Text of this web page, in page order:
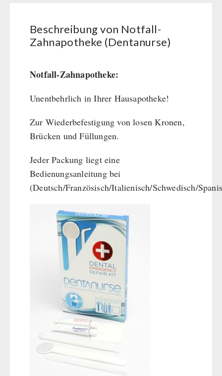
Gamma-Scout Geigerzähler
Armee-Material / Sicherheit
PETROMAX-SHOP
Feuerhand
HK500 & Zubehör
Reinigung & Pflege von Gusseisen
Bücher / Geschenkgutscheine
BEHÖRDEN / GRUPPENVERSORGUNG
Notrationen
Trinkwasser
Frühstück
Hauptmahlzeiten
Ergänzungs-Pakete
Schutzraum-Ausrüstung
Beschreibung von Notfall-
Zahnapotheke (Dentanurse)
Notfall-Zahnapotheke:
Unentbehrlich in Ihrer Hausapotheke!
Zur Wiederbefestigung von losen Kronen,
Brücken und Füllungen.
Jeder Packung liegt eine
Bedienungsanleitung bei
(Deutsch/Französisch/Italienisch/Schwedisch/